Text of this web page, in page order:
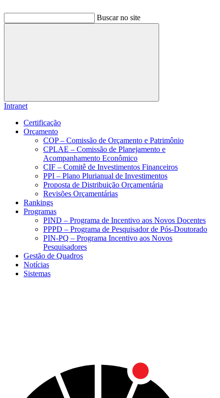
Buscar no site
Buscar
Intranet
Certificação
Orçamento
COP – Comissão de Orçamento e Patrimônio
CPLAE – Comissão de Planejamento e
Acompanhamento Econômico
CIF – Comitê de Investimentos Financeiros
PPI – Plano Plurianual de Investimentos
Proposta de Distribuição Orçamentária
Revisões Orçamentárias
Rankings
Programas
PIND – Programa de Incentivo aos Novos Docentes
PPPD – Programa de Pesquisador de Pós-Doutorado
PIN-PQ – Programa Incentivo aos Novos
Pesquisadores
Gestão de Quadros
Notícias
Sistemas